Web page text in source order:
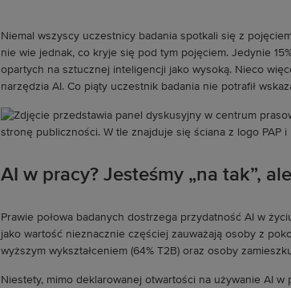
Niemal wszyscy uczestnicy badania spotkali się z
nie wie jednak, co kryje się pod tym pojęciem. Jedynie
opartych na sztucznej inteligencji jako wysoką. Nieco
narzędzia AI. Co piąty uczestnik badania nie potrafił
AI w pracy? Jesteśmy „na tak”,
Prawie połowa badanych dostrzega przydatność AI w
jako wartość nieznacznie częściej zauważają osoby z
wyższym wykształceniem (64% T2B) oraz osoby
Niestety, mimo deklarowanej otwartości na używanie AI